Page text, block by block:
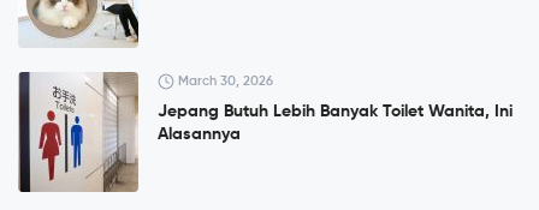
March 30, 2026
Jepang Butuh Lebih Banyak Toilet Wanita, Ini
Alasannya